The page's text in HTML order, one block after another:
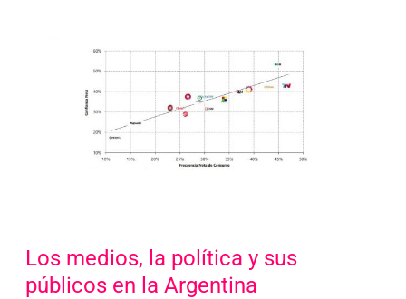
Los medios, la política y sus
públicos en la Argentina